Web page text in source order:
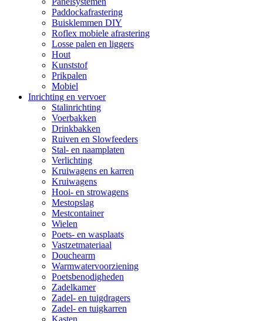
Paddockafrastering
Buisklemmen DIY
Roflex mobiele afrastering
Losse palen en liggers
Hout
Kunststof
Prikpalen
Mobiel
Inrichting en vervoer
Stalinrichting
Voerbakken
Drinkbakken
Ruiven en Slowfeeders
Stal- en naamplaten
Verlichting
Kruiwagens en karren
Kruiwagens
Hooi- en strowagens
Mestopslag
Mestcontainer
Wielen
Poets- en wasplaats
Vastzetmateriaal
Douchearm
Warmwatervoorziening
Poetsbenodigheden
Zadelkamer
Zadel- en tuigdragers
Zadel- en tuigkarren
Kasten